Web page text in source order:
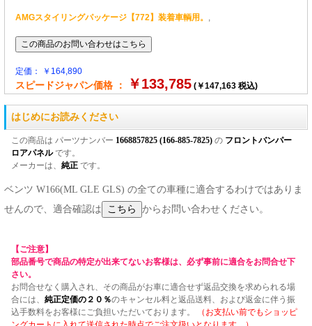
AMGスタイリングパッケージ【772】装着車輌用。
定価： ￥164,890
スピードジャパン価格 ： ￥133,785 (￥147,163 税込)
はじめにお読みください
この商品は パーツナンバー 1668857825 (166-885-7825) の フロントバンパー
ロアパネルです。
メーカーは、 純正 です。
ベンツ W166(ML GLE GLS) の全ての車種に適合するわけではありま
せんので、適合確認は
からお問い合わせください。
【ご注意】
部品番号で商品の特定が出来てないお客様は、必ず事前に適合をお問合せ下
さい。
お問合せなく購入され、その商品がお車に適合せず返品交換を求められる場
合には、 純正定価の２０％のキャンセル料と返品送料、および返金に伴う振
込手数料をお客様にご負担いただいております。
（お支払い前でもショッピ